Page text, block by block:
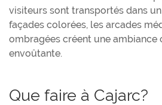
visiteurs sont transportés dans
façades colorées, les arcades
ombragées créent une ambiance
envoûtante.
Que faire à Cajarc?